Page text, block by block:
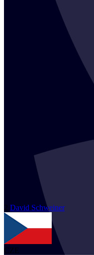
2 David Schweiner
CZE